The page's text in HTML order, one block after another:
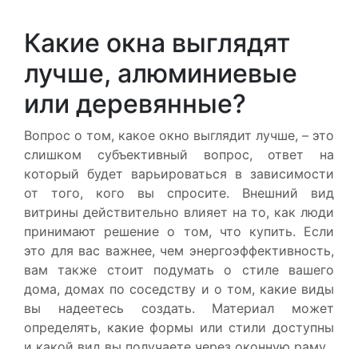
Какие окна выглядят
лучше, алюминиевые
или деревянные?
Вопрос о том, какое окно выглядит лучше, – это
слишком субъективный вопрос, ответ на
который будет варьироваться в зависимости
от того, кого вы спросите. Внешний вид
витрины действительно влияет на то, как люди
принимают решение о том, что купить. Если
это для вас важнее, чем энергоэффективность,
вам также стоит подумать о стиле вашего
дома, домах по соседству и о том, какие виды
вы надеетесь создать. Материал может
определять, какие формы или стили доступны